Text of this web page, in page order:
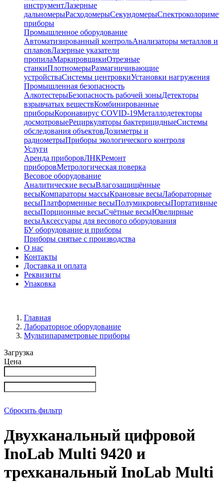
инструментЛазерные
дальномерыРасходомерыСекундомеры
приборы
Промышленное оборудование
Автоматизированный контрольАнализаторы металлов и
сплавовЛазерные указатели
пропилаМаркировщикиОтрезные
станкиПлотномерыРазмагничивающие
устройстваСистемы центровкиУстановки нагружения
Промышленная безопасность
АлкотестерыБезопасность рабочей зоныДетекторы
взрывчатых веществКомбинированные
приборыКоронавирус COVID-19Металлодетекторы
досмотровыеРециркуляторы бактерицидныеСистемы
обследования объектовДозиметры и
радиометрыПриборы экологического контроля
Услуги
Аренда приборовЛНКРемонт
приборовМетрологическая поверка
Весовое оборудование
Аналитические весыВлагозащищённые
весыКомпараторы массыКрановые весыЛабораторные
весыПлатформенные весыПолумикровесыПортативные
весыПорционные весыСчётные весыЮвелирные
весыАксессуары для весового оборудования
БУ оборудование и приборы
Приборы снятые с производства
О нас
Контакты
Доставка и оплата
Реквизиты
Упаковка
Главная
Лабораторное оборудование
Мультипараметровые приборы
Загрузка
Цена
Сбросить фильтр
Двухканальный цифровой
InoLab Multi 9420 и
трехканальный InoLab Multi